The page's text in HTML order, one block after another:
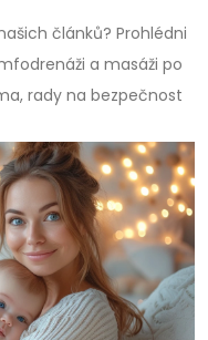
článků? Prohlédni
a masáži po
rady na bezpečnost